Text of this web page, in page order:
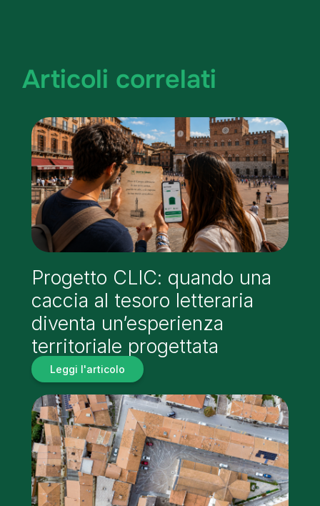
Articoli correlati
Progetto CLIC: quando una
caccia al tesoro letteraria
diventa un’esperienza
territoriale progettata
Leggi l'articolo